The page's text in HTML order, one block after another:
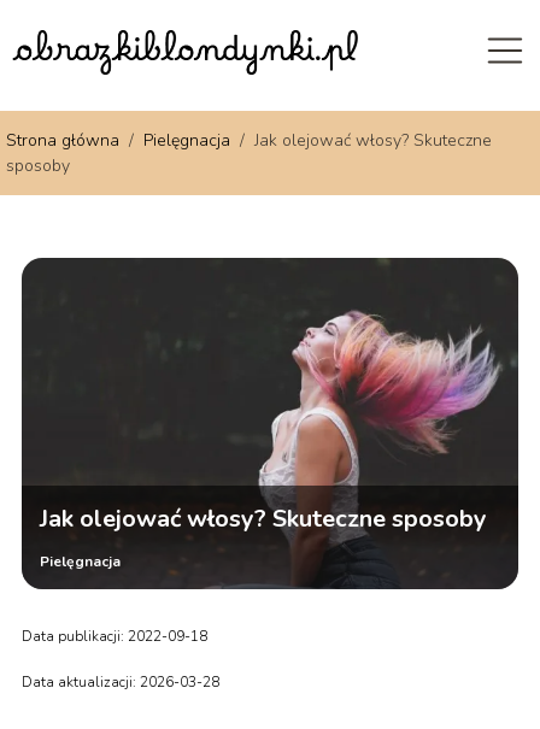
Strona główna / Pielęgnacja /Jak olejować włosy? Skuteczne
sposoby
Jak olejować włosy? Skuteczne sposoby
Pielęgnacja
Data publikacji: 2022-09-18
Data aktualizacji: 2026-03-28